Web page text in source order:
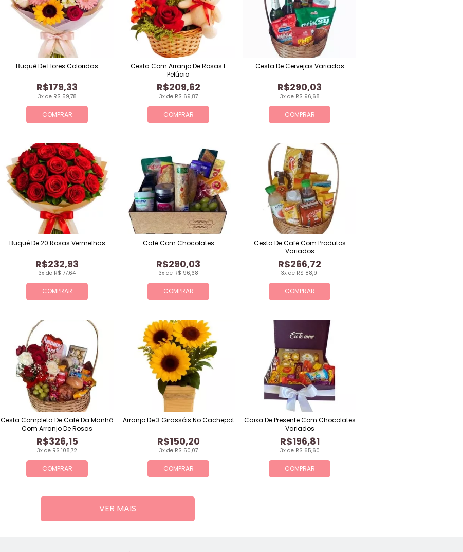
COMPRAR
3x de R$ 59,78
R$179,33
Buquê De Flores Coloridas
COMPRAR
3x de R$ 69,87
R$209,62
Cesta Com Arranjo De Rosas E
Pelúcia
COMPRAR
3x de R$ 96,68
R$290,03
Cesta De Cervejas Variadas
COMPRAR
3x de R$ 77,64
R$232,93
Buquê De 20 Rosas Vermelhas
COMPRAR
3x de R$ 96,68
R$290,03
Café Com Chocolates
COMPRAR
3x de R$ 88,91
R$266,72
Cesta De Café Com Produtos
Variados
COMPRAR
3x de R$ 108,72
R$326,15
Cesta Completa De Café Da Manhã
Com Arranjo De Rosas
COMPRAR
3x de R$ 50,07
R$150,20
Arranjo De 3 Girassóis No Cachepot
COMPRAR
3x de R$ 65,60
R$196,81
Caixa De Presente Com Chocolates
Variados
VER MAIS